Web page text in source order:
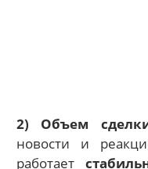
2) Объем
новости и
работает